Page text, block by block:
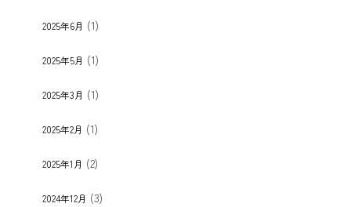
2025年6月 (1)
2025年5月 (1)
2025年3月 (1)
2025年2月 (1)
2025年1月 (2)
2024年12月 (3)